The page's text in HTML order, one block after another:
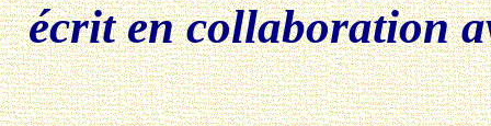
écrit en collaboration